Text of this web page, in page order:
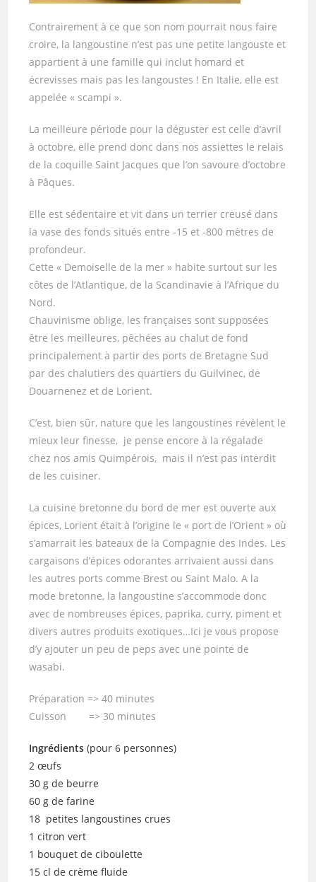
Contrairement à ce que son nom pourrait nous faire
croire, la langoustine n’est pas une petite langouste et
appartient à une famille qui inclut homard et
écrevisses mais pas les langoustes ! En Italie, elle est
appelée « scampi ».
La meilleure période pour la déguster est celle d’avril
à octobre, elle prend donc dans nos assiettes le relais
de la coquille Saint Jacques que l’on savoure d’octobre
à Pâques.
Elle est sédentaire et vit dans un terrier creusé dans
la vase des fonds situés entre -15 et -800 mètres de
profondeur.
Cette « Demoiselle de la mer » habite surtout sur les
côtes de l’Atlantique, de la Scandinavie à l’Afrique du
Nord.
Chauvinisme oblige, les françaises sont supposées
être les meilleures, pêchées au chalut de fond
principalement à partir des ports de Bretagne Sud
par des chalutiers des quartiers du Guilvinec, de
Douarnenez et de Lorient.
C’est, bien sûr, nature que les langoustines révèlent le
mieux leur finesse, je pense encore à la régalade
chez nos amis Quimpérois, mais il n’est pas interdit
de les cuisiner.
La cuisine bretonne du bord de mer est ouverte aux
épices, Lorient était à l’origine le « port de l’Orient » où
s’amarrait les bateaux de la Compagnie des Indes. Les
cargaisons d’épices odorantes arrivaient aussi dans
les autres ports comme Brest ou Saint Malo. A la
mode bretonne, la langoustine s’accommode donc
avec de nombreuses épices, paprika, curry, piment et
divers autres produits exotiques…Ici je vous propose
d’y ajouter un peu de peps avec une pointe de
wasabi.
Préparation => 40 minutes
Cuisson => 30 minutes
Ingrédients (pour 6 personnes)
2 œufs
30 g de beurre
60 g de farine
18 petites langoustines crues
1 citron vert
1 bouquet de ciboulette
15 cl de crème fluide